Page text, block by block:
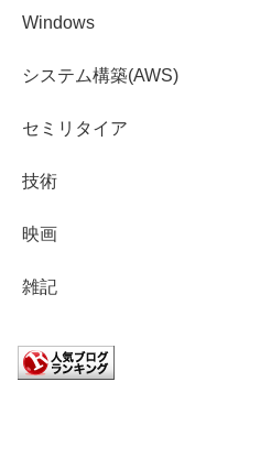
Windows
システム構築(AWS)
セミリタイア
技術
映画
雑記